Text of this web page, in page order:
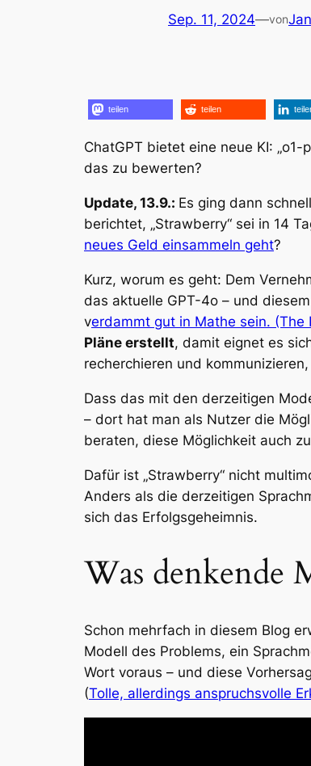
Sep. 11, 2024—von
teilen teilen
ChatGPT bietet eine neue KI:
das zu bewerten?
Update, 13.9.: Es ging dann
berichtet, „Strawberry“ sei in 14
neues Geld einsammeln geht?
Kurz, worum es geht: Dem
das aktuelle GPT-4o – und
verdammt gut in Mathe sein. (The
Pläne erstellt, damit eignet es
recherchieren und
Dass das mit den derzeitigen
– dort hat man als Nutzer die
beraten, diese Möglichkeit auch
Dafür ist „Strawberry“ nicht
Anders als die derzeitigen
sich das Erfolgsgeheimnis.
Was denkende
Schon mehrfach in diesem Blog
Modell des Problems, ein
Wort voraus – und diese
(Tolle, allerdings anspruchsvolle